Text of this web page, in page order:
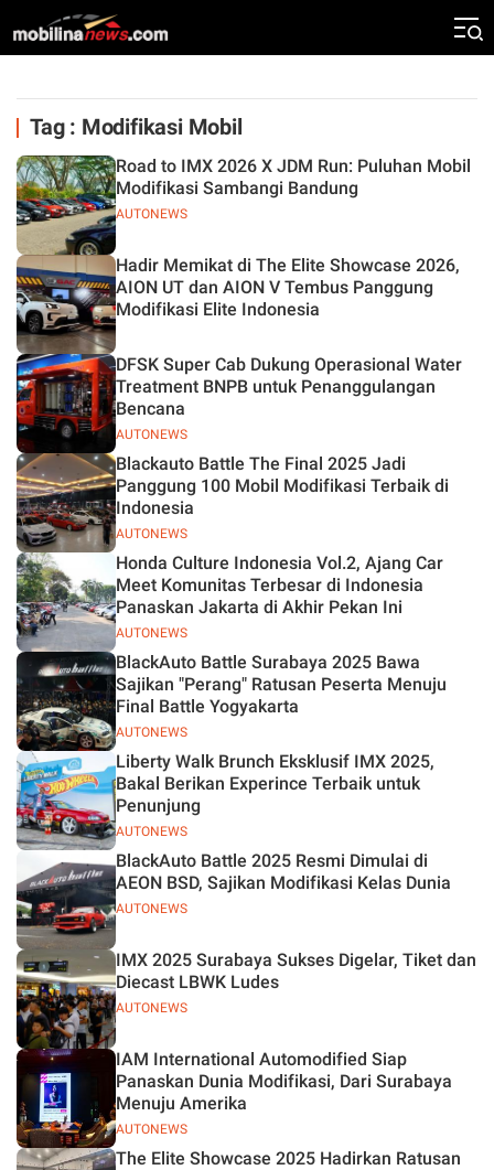
Tag : Modifikasi Mobil
AUTONEWS
Road to IMX 2026 X JDM Run: Puluhan Mobil
Modifikasi Sambangi Bandung
Hadir Memikat di The Elite Showcase 2026,
AION UT dan AION V Tembus Panggung
Modifikasi Elite Indonesia
AUTONEWS
DFSK Super Cab Dukung Operasional Water
Treatment BNPB untuk Penanggulangan
Bencana
AUTONEWS
Blackauto Battle The Final 2025 Jadi
Panggung 100 Mobil Modifikasi Terbaik di
Indonesia
AUTONEWS
Honda Culture Indonesia Vol.2, Ajang Car
Meet Komunitas Terbesar di Indonesia
Panaskan Jakarta di Akhir Pekan Ini
AUTONEWS
BlackAuto Battle Surabaya 2025 Bawa
Sajikan "Perang" Ratusan Peserta Menuju
Final Battle Yogyakarta
AUTONEWS
Liberty Walk Brunch Eksklusif IMX 2025,
Bakal Berikan Experince Terbaik untuk
Penunjung
AUTONEWS
BlackAuto Battle 2025 Resmi Dimulai di
AEON BSD, Sajikan Modifikasi Kelas Dunia
AUTONEWS
IMX 2025 Surabaya Sukses Digelar, Tiket dan
Diecast LBWK Ludes
AUTONEWS
IAM International Automodified Siap
Panaskan Dunia Modifikasi, Dari Surabaya
Menuju Amerika
The Elite Showcase 2025 Hadirkan Ratusan